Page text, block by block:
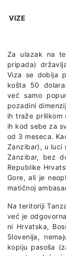
VIZE
Za ulazak na
pripada)
Viza se dobija
košta 50
već samo
pozadini
ih traže prilikom
ih kod sebe za
od 3 meseca.
Zanzibar), u luci
Zanzibar, bez
Republike
Gore, ali je
matičnoj
Na teritoriji
već je
ni Hrvatska,
Slovenija,
kopiju pasoša